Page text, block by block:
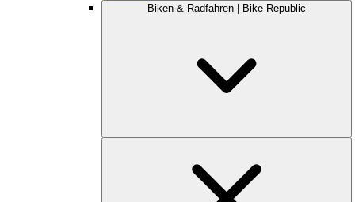
Biken & Radfahren | Bike Republic